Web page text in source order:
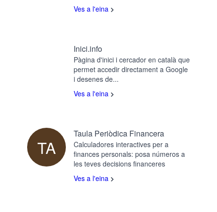
Ves a l'eina
Inici.info
Pàgina d'inici i cercador en català que
permet accedir directament a Google
i desenes de...
Ves a l'eina
TA
Taula Periòdica Financera
Calculadores interactives per a
finances personals: posa números a
les teves decisions financeres
Ves a l'eina